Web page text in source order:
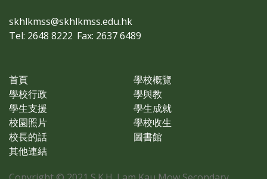
skhlkmss@skhlkmss.edu.hk
Tel: 2648 8222 Fax: 2637 6489
首頁
學校概覽
學校行政
學與教
學生支援
學生成就
校園照片
學校收生
校長的話
圖書館
其他連結